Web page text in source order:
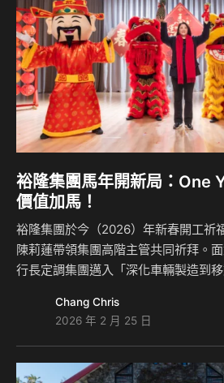
裕隆集團馬年開新局：One
價值加馬！
裕隆集團於今（2026）年新春開工祈
陳莉蓮帶領集團高階主管共同祈拜。
行長定調集團邁入「深化車輛製造到
團在2026年將以務實穩健的步調，將
合AI數位創新價值加馬（加碼），深
全方位的移動服務生活生態系。 展望
表對汽車市場展望，以及集團事業體
Chang Chris
2026 年 2 月 25 日